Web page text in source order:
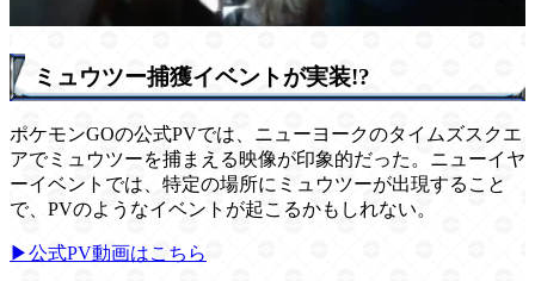
ミュウツー捕獲イベントが実装!?
ポケモンGOの公式PVでは、ニューヨークのタイムズスクエ
アでミュウツーを捕まえる映像が印象的だった。ニューイヤ
ーイベントでは、特定の場所にミュウツーが出現すること
で、PVのようなイベントが起こるかもしれない。
▶公式PV動画はこちら